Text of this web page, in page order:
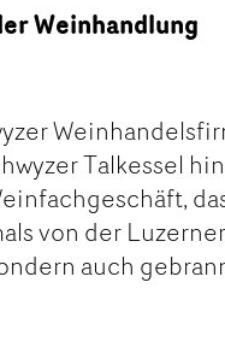
Weinhandlung
Talkessel
von der
auch